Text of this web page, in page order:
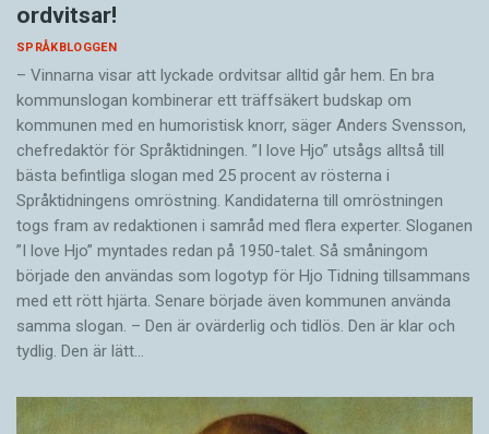
ordvitsar!
SPRÅKBLOGGEN
– Vinnarna visar att lyckade ordvitsar alltid går hem. En bra
kommunslogan kombinerar ett träffsäkert budskap om
kommunen med en humoristisk knorr, säger Anders Svensson,
chefredaktör för Språktidningen. ”I love Hjo” utsågs alltså till
bästa befintliga slogan med 25 procent av rösterna i
Språktidningens omröstning. Kandidaterna till omröstningen
togs fram av redaktionen i samråd med flera experter. Sloganen
”I love Hjo” myntades redan på 1950-talet. Så småningom
började den användas som logotyp för Hjo Tidning tillsammans
med ett rött hjärta. Senare började även kommunen använda
samma slogan. – Den är ovärderlig och tidlös. Den är klar och
tydlig. Den är lätt…